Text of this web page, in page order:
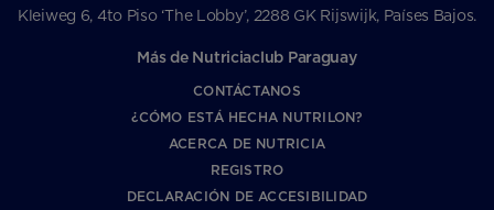
Kleiweg 6, 4to Piso ‘The Lobby’, 2288 GK Rijswijk, Países Bajos.
Más de Nutriciaclub Paraguay
CONTÁCTANOS
¿CÓMO ESTÁ HECHA NUTRILON?
ACERCA DE NUTRICIA
REGISTRO
DECLARACIÓN DE ACCESIBILIDAD